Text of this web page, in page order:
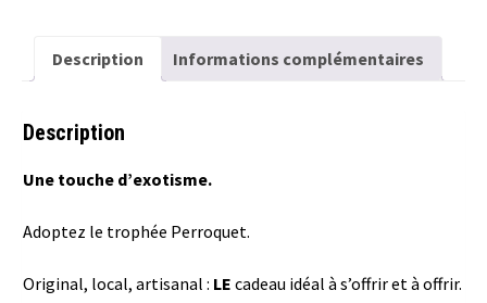
Description Informations complémentaires
Description
Une touche d’exotisme.
Adoptez le trophée Perroquet.
Original, local, artisanal : LE cadeau idéal à s’offrir et à offrir.